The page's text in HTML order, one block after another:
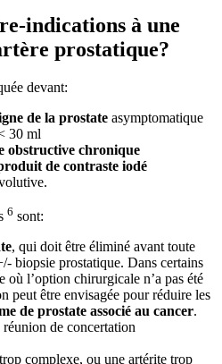
indications à une
prostatique?
devant:
de la prostate asymptomatique
30 ml
obstructive chronique
de contraste iodé
6 sont:
, qui doit être éliminé avant toute
biopsie prostatique. Dans certains
où l’option chirurgicale n’a pas été
peut être envisagée pour réduire les
de prostate associé au cancer.
réunion de concertation
complexe, ou une artérite trop